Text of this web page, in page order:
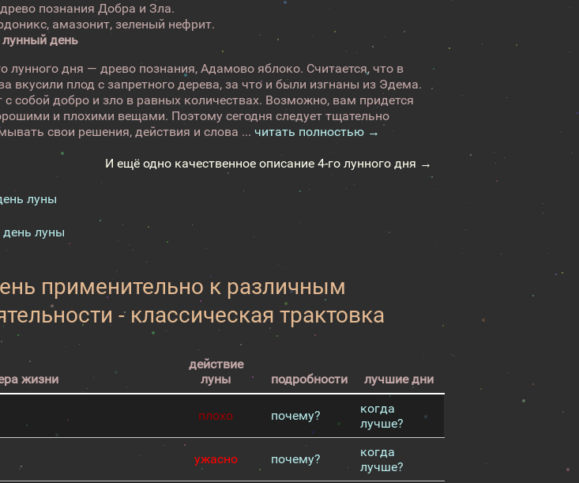
познания Добра и Зла.
амазонит, зеленый нефрит.
день
лунного дня — древо познания, Адамово яблоко. Считается, что в
вкусили плод с запретного дерева, за что и были изгнаны из Эдема.
с собой добро и зло в равных количествах. Возможно, вам придется
и плохими вещами. Поэтому сегодня следует тщательно
свои решения, действия и слова ...читать полностью →
И ещё одно качественное описание 4-го лунного дня →
луны
луны
применительно к различным
- классическая трактовка
жизни
действие
луны
подробности лучшие дни
плохо почему?
когда
лучше?
ужасно почему?
когда
лучше?